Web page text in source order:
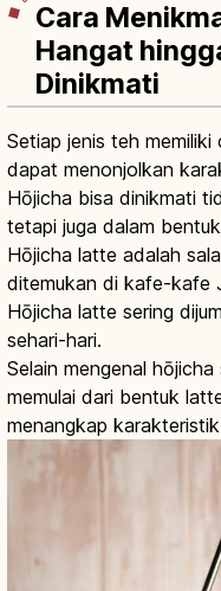
Cara
Hangat
Dinikmati
Setiap jenis teh
dapat menonjolkan
Hōjicha bisa dinikmati
tetapi juga dalam
Hōjicha latte adalah
ditemukan di kafe-kafe
Hōjicha latte sering
sehari-hari.
Selain mengenal
memulai dari bentuk
menangkap